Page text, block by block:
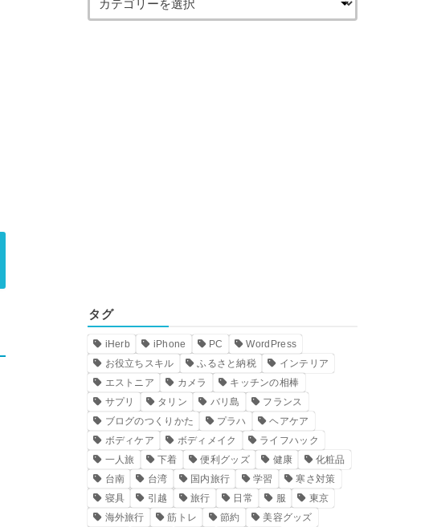
タグ
iHerb iPhone PC
WordPress
お役立ちスキル
ふるさと納税
インテリア
エストニア
カメラ
キッチンの相棒
サプリ
タリン バリ島
フランス
ブログのつくりかた
プラハ
ヘアケア
ボディケア
ボディメイク
ライフハック
一人旅
下着 便利グッズ 健康
化粧品
台南
台湾 国内旅行 学習
寒さ対策
寝具
引越 旅行 日常 服
東京
海外旅行
筋トレ 節約
美容グッズ